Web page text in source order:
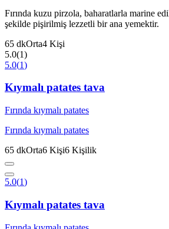
Fırında kuzu pirzola, baharatlarla marine
şekilde pişirilmiş lezzetli bir ana yemektir.
65 dkOrta4 Kişi
5.0(1)
5.0(1)
Kıymalı patates tava
Fırında kıymalı patates
Fırında kıymalı patates
65 dkOrta6 Kişi6 Kişilik
5.0(1)
Kıymalı patates tava